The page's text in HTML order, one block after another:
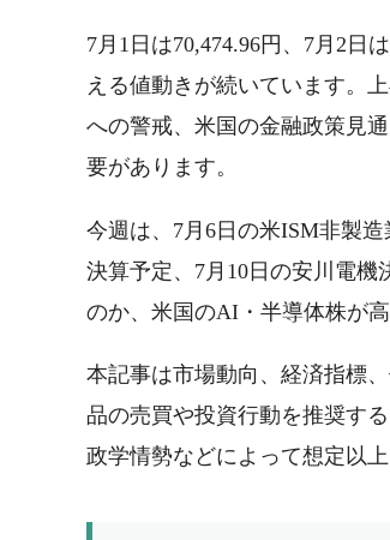
7月1日は70,474.96円、7月2日
える値動きが続いています。
への警戒、米国の金融政策見
要があります。
今週は、7月6日の米ISM非製
決算予定、7月10日の安川電機
のか、米国のAI・半導体株が
本記事は市場動向、経済指標
品の売買や投資行動を推奨す
政学情勢などによって想定以